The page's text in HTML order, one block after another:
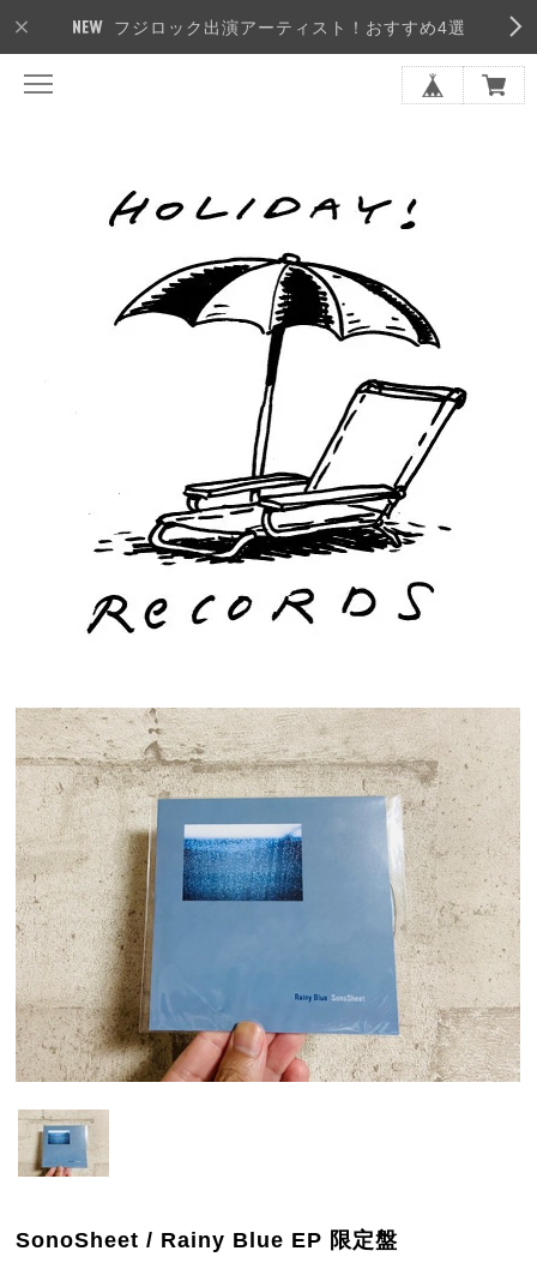
フジロック出演アーティスト！おすすめ4選
SonoSheet / Rainy Blue EP 限定盤